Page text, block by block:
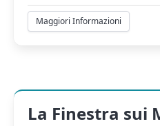
Maggiori Informazioni
La Finestra sui